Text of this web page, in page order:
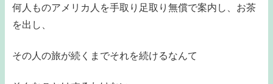
何人ものアメリカ人を手取り足取り無償で案内し、お茶
を出し、
その人の旅が続くまでそれを続けるなんて